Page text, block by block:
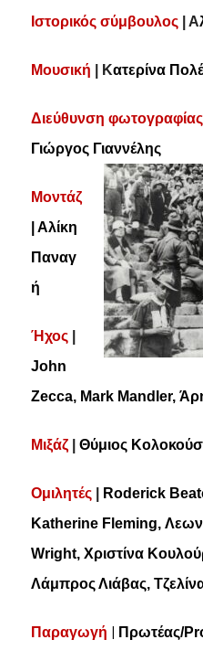
Ιστορικός σύμβουλος | Α
Μουσική | Κατερίνα
Διεύθυνση φωτογραφίας
Γιώργος Γιαννέλης
Μοντάζ
| Αλίκη
Παναγ
ή
Ήχος
John
Zecca, Mark Mandler,
Mιξάζ Θύμιος
Ομιλητές
Roderick
Katherine Fleming,
Wright, Χριστίνα
Λάμπρος Λιάβας,
Παραγωγή | Πρωτέας/